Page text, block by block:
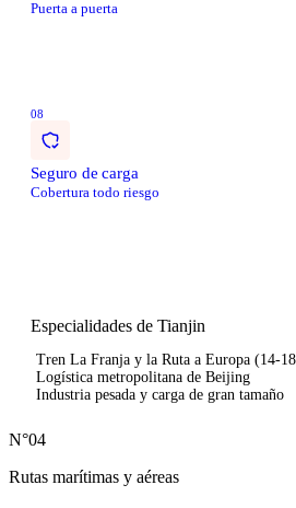
Puerta a puerta
08
Seguro de carga
Cobertura todo riesgo
Especialidades de Tianjin
Tren La Franja y la Ruta a Europa (14-
Logística metropolitana de Beijing
Industria pesada y carga de gran tamaño
N°04
Rutas marítimas y aéreas